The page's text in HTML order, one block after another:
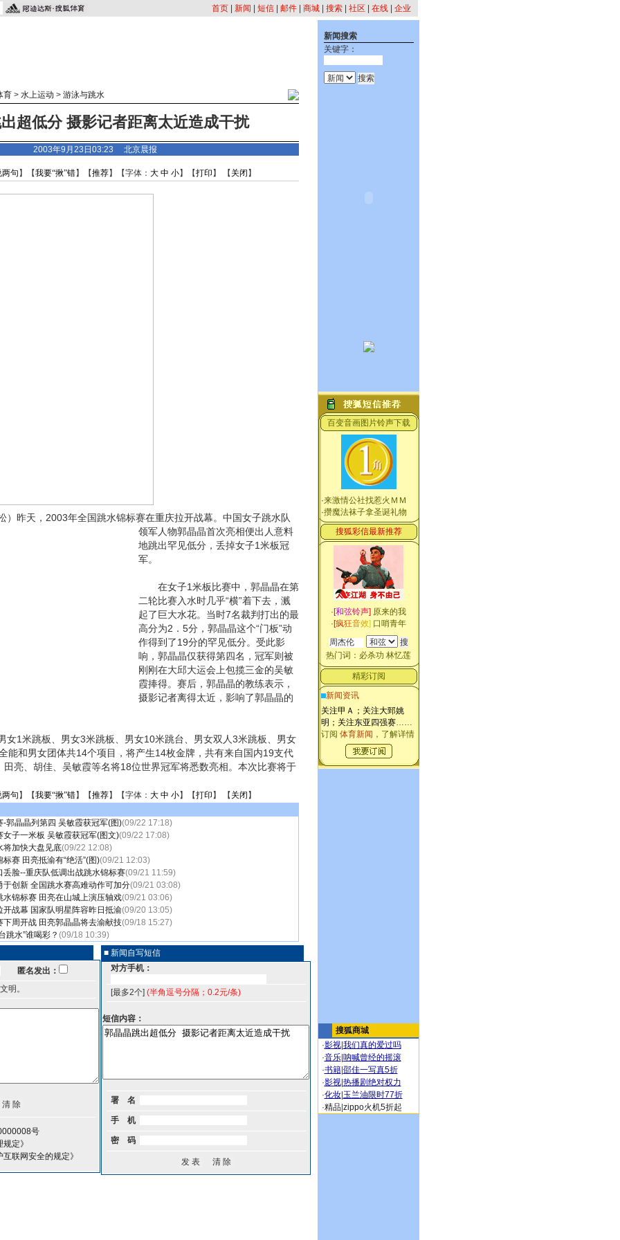
首页 新闻 短信 邮件 商城 搜索 社区 在线 企业
育 > 水上运动 > 游泳与跳水
超低分 摄影记者距离太近造成干扰
2003年9月23日03:23 北京晨报
两句 】【我要“揪”错】【推荐】【字体： 大 中 小】【打印 】 【 关闭 】
昨天，2003年全国跳水锦标赛在重庆拉开战幕。 中国女子跳水队
领军人物郭晶晶首次亮相便出人意料
地跳出罕见低分，丢掉女子1米板冠
军。
在女子1米板比赛中，郭晶晶在第
二轮比赛入水时几乎“横”着下去，溅
起了巨大水花。当时7名裁判打出的最
高分为2．5分，郭晶晶这个“门板”动
作得到了19分的罕见低分。受此影
响，郭晶晶仅获得第四名，冠军则被
刚刚在大邱大运会上包揽三金的吴敏
霞捧得。赛后，郭晶晶的教练表示，
摄影记者离得太近，影响了郭晶晶的
1米跳板、男女3米跳板、男女10米跳台、男女双人3米跳板、男女
能和男女团体共14个项目，将产生14枚金牌，共有来自国内19支代
亮、胡佳、吴敏霞等名将18位世界冠军将悉数亮相。本次比赛将于
两句 】【我要“揪”错】【推荐】【字体： 大 中 小】【打印 】 【 关闭 】
-郭晶晶列第四 吴敏霞获冠军(图)(09/22 17:18)
女子一米板 吴敏霞获冠军(图文)(09/22 17:08)
将加快大盘见底(09/22 12:08)
赛 田亮抵渝有“绝活”(图)(09/21 12:03)
丢脸--重庆队低调出战跳水锦标赛(09/21 11:59)
于创新 全国跳水赛高难动作可加分(09/21 03:08)
水锦标赛 田亮在山城上演压轴戏(09/21 03:06)
开战幕 国家队明星阵容昨日抵渝(09/20 13:05)
下周开战 田亮郭晶晶将去渝献技(09/18 15:27)
跳水”谁喝彩？ (09/18 10:39)
匿名发出：
明。
号
定》
联网安全的规定》
■ 新闻自写短信
对方手机：
[最多2个] (半角逗号分隔；0.2元/条)
短信内容：
署 名
手 机
密 码
新闻搜索
关键字：
百变音画图片铃声下载
·来激情公社找惹火ＭＭ
·攒魔法袜子拿圣诞礼物
搜狐彩信最新推荐
·[和弦铃声] 原来的我
·[疯狂音效] 口哨青年
热门词： 必杀功 林忆莲
精彩订阅
新闻资讯
关注甲Ａ；关注大郅姚
明；关注东亚四强赛……
订阅 体育新闻 ，了解详情
搜狐商城
·影视| 我们真的爱过吗
·音乐| 呐喊曾经的摇滚
·书籍| 邵佳一写真5折
·影视| 热播剧绝对权力
·化妆| 玉兰油限时77折
·精品| zippo火机5折起